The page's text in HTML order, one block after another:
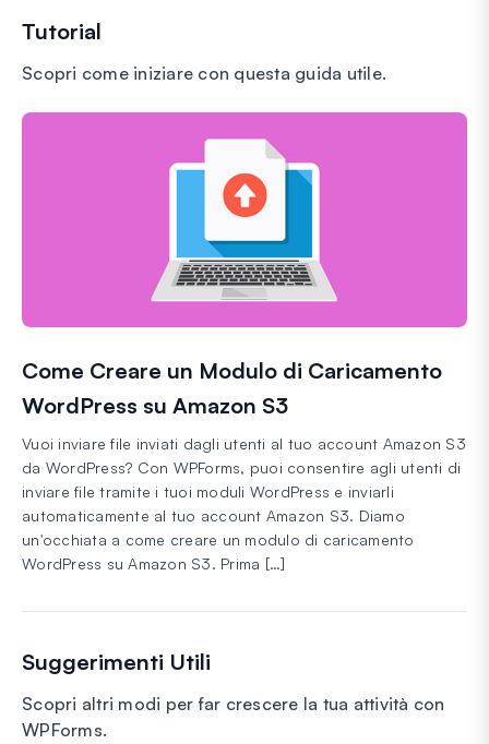
Tutorial
Scopri come iniziare con questa guida utile.
Come Creare un Modulo di Caricamento
WordPress su Amazon S3
Vuoi inviare file inviati dagli utenti al tuo account Amazon S3
da WordPress? Con WPForms, puoi consentire agli utenti di
inviare file tramite i tuoi moduli WordPress e inviarli
automaticamente al tuo account Amazon S3. Diamo
un'occhiata a come creare un modulo di caricamento
WordPress su Amazon S3. Prima […]
Suggerimenti Utili
Scopri altri modi per far crescere la tua attività con
WPForms.